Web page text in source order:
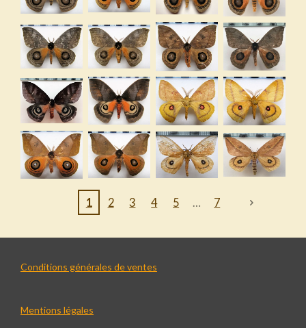
1 2 3 4 5 7
Conditions générales de ventes
Mentions légales